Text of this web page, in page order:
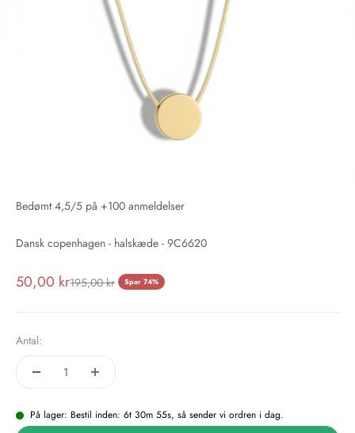
Bedømt 4,5/5 på +100 anmeldelser
Dansk copenhagen - halskæde - 9C6620
Salgspris
50,00 krNormalpris
195,00 kr Spar 74%
Antal:
På lager: Bestil inden: 6t 30m 55s, så sender vi ordren i dag.